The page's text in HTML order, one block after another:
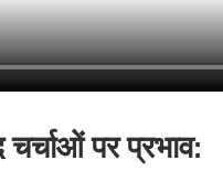
पर प्रभाव: